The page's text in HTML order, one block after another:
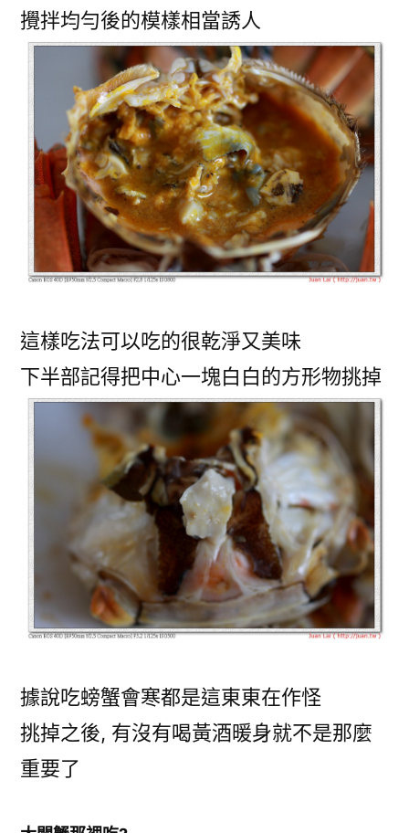
攪拌均勻後的模樣相當誘人
這樣吃法可以吃的很乾淨又美味
下半部記得把中心一塊白白的方形物挑掉
據說吃螃蟹會寒都是這東東在作怪
挑掉之後, 有沒有喝黃酒暖身就不是那麼
重要了